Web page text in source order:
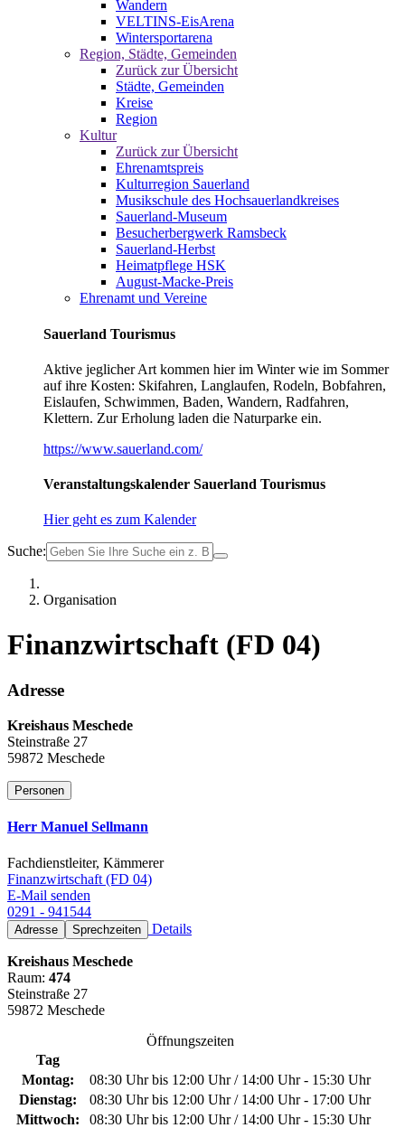
Wandern
VELTINS-EisArena
Wintersportarena
Region, Städte, Gemeinden
Zurück zur Übersicht
Städte, Gemeinden
Kreise
Region
Kultur
Zurück zur Übersicht
Ehrenamtspreis
Kulturregion Sauerland
Musikschule des Hochsauerlandkreises
Sauerland-Museum
Besucherbergwerk Ramsbeck
Sauerland-Herbst
Heimatpflege HSK
August-Macke-Preis
Ehrenamt und Vereine
Sauerland Tourismus
Aktive jeglicher Art kommen hier im Winter wie im Sommer
auf ihre Kosten: Skifahren, Langlaufen, Rodeln, Bobfahren,
Eislaufen, Schwimmen, Baden, Wandern, Radfahren,
Klettern. Zur Erholung laden die Naturparke ein.
https://www.sauerland.com/
Veranstaltungskalender Sauerland Tourismus
Hier geht es zum Kalender
Suche:
Organisation
Finanzwirtschaft (FD 04)
Adresse
Kreishaus Meschede
Steinstraße 27
59872 Meschede
Personen
Herr Manuel Sellmann
Fachdienstleiter, Kämmerer
Finanzwirtschaft (FD 04)
E-Mail senden
0291 - 941544
Adresse Sprechzeiten Details
Kreishaus Meschede
Raum: 474
Steinstraße 27
59872 Meschede
Öffnungszeiten
Tag
Montag:
08:30 Uhr bis 12:00 Uhr / 14:00 Uhr - 15:30 Uhr
Dienstag:
08:30 Uhr bis 12:00 Uhr / 14:00 Uhr - 17:00 Uhr
Mittwoch:
08:30 Uhr bis 12:00 Uhr / 14:00 Uhr - 15:30 Uhr